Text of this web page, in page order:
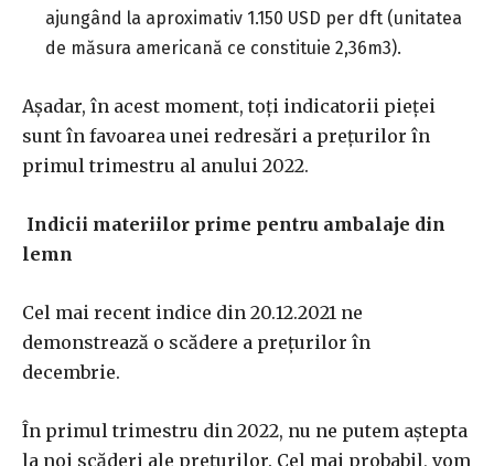
ajungând la aproximativ 1.150 USD per dft (unitatea
de măsura americană ce constituie 2,36m3).
Așadar, în acest moment, toți indicatorii pieței
sunt în favoarea unei redresări a prețurilor în
primul trimestru al anului 2022.
Indicii materiilor prime pentru ambalaje din
lemn
Cel mai recent indice din 20.12.2021 ne
demonstrează o scădere a prețurilor în
decembrie.
În primul trimestru din 2022, nu ne putem aștepta
la noi scăderi ale prețurilor. Cel mai probabil, vom